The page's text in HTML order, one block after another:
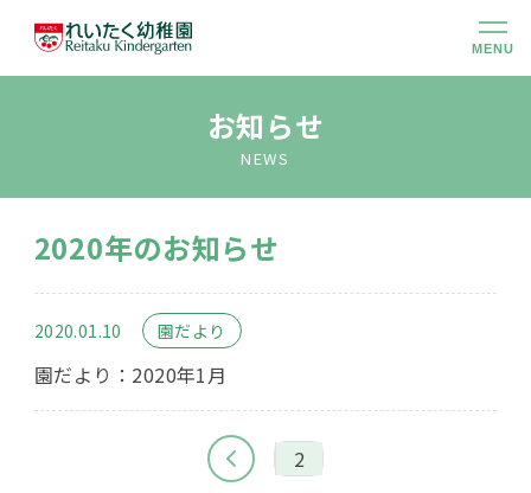
MENU
幼稚園のこと
大切にしていること
幼稚園での生活
未就園児クラス
お知らせ
NEWS
2020年のお知らせ
2020.01.10 園だより
園だより：2020年1月
2